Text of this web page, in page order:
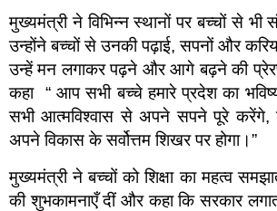
मुख्यमंत्री ने विभिन्न स्थानों पर बच्चों से भी
उन्होंने बच्चों से उनकी पढ़ाई, सपनों और
उन्हें मन लगाकर पढ़ने और आगे बढ़ने की
कहा “ आप सभी बच्चे हमारे प्रदेश का
सभी आत्मविश्वास से अपने सपने पूरे करेंगे,
अपने विकास के सर्वोत्तम शिखर पर होगा।”
मुख्यमंत्री ने बच्चों को शिक्षा का महत्व
की शुभकामनाएँ दीं और कहा कि सरकार